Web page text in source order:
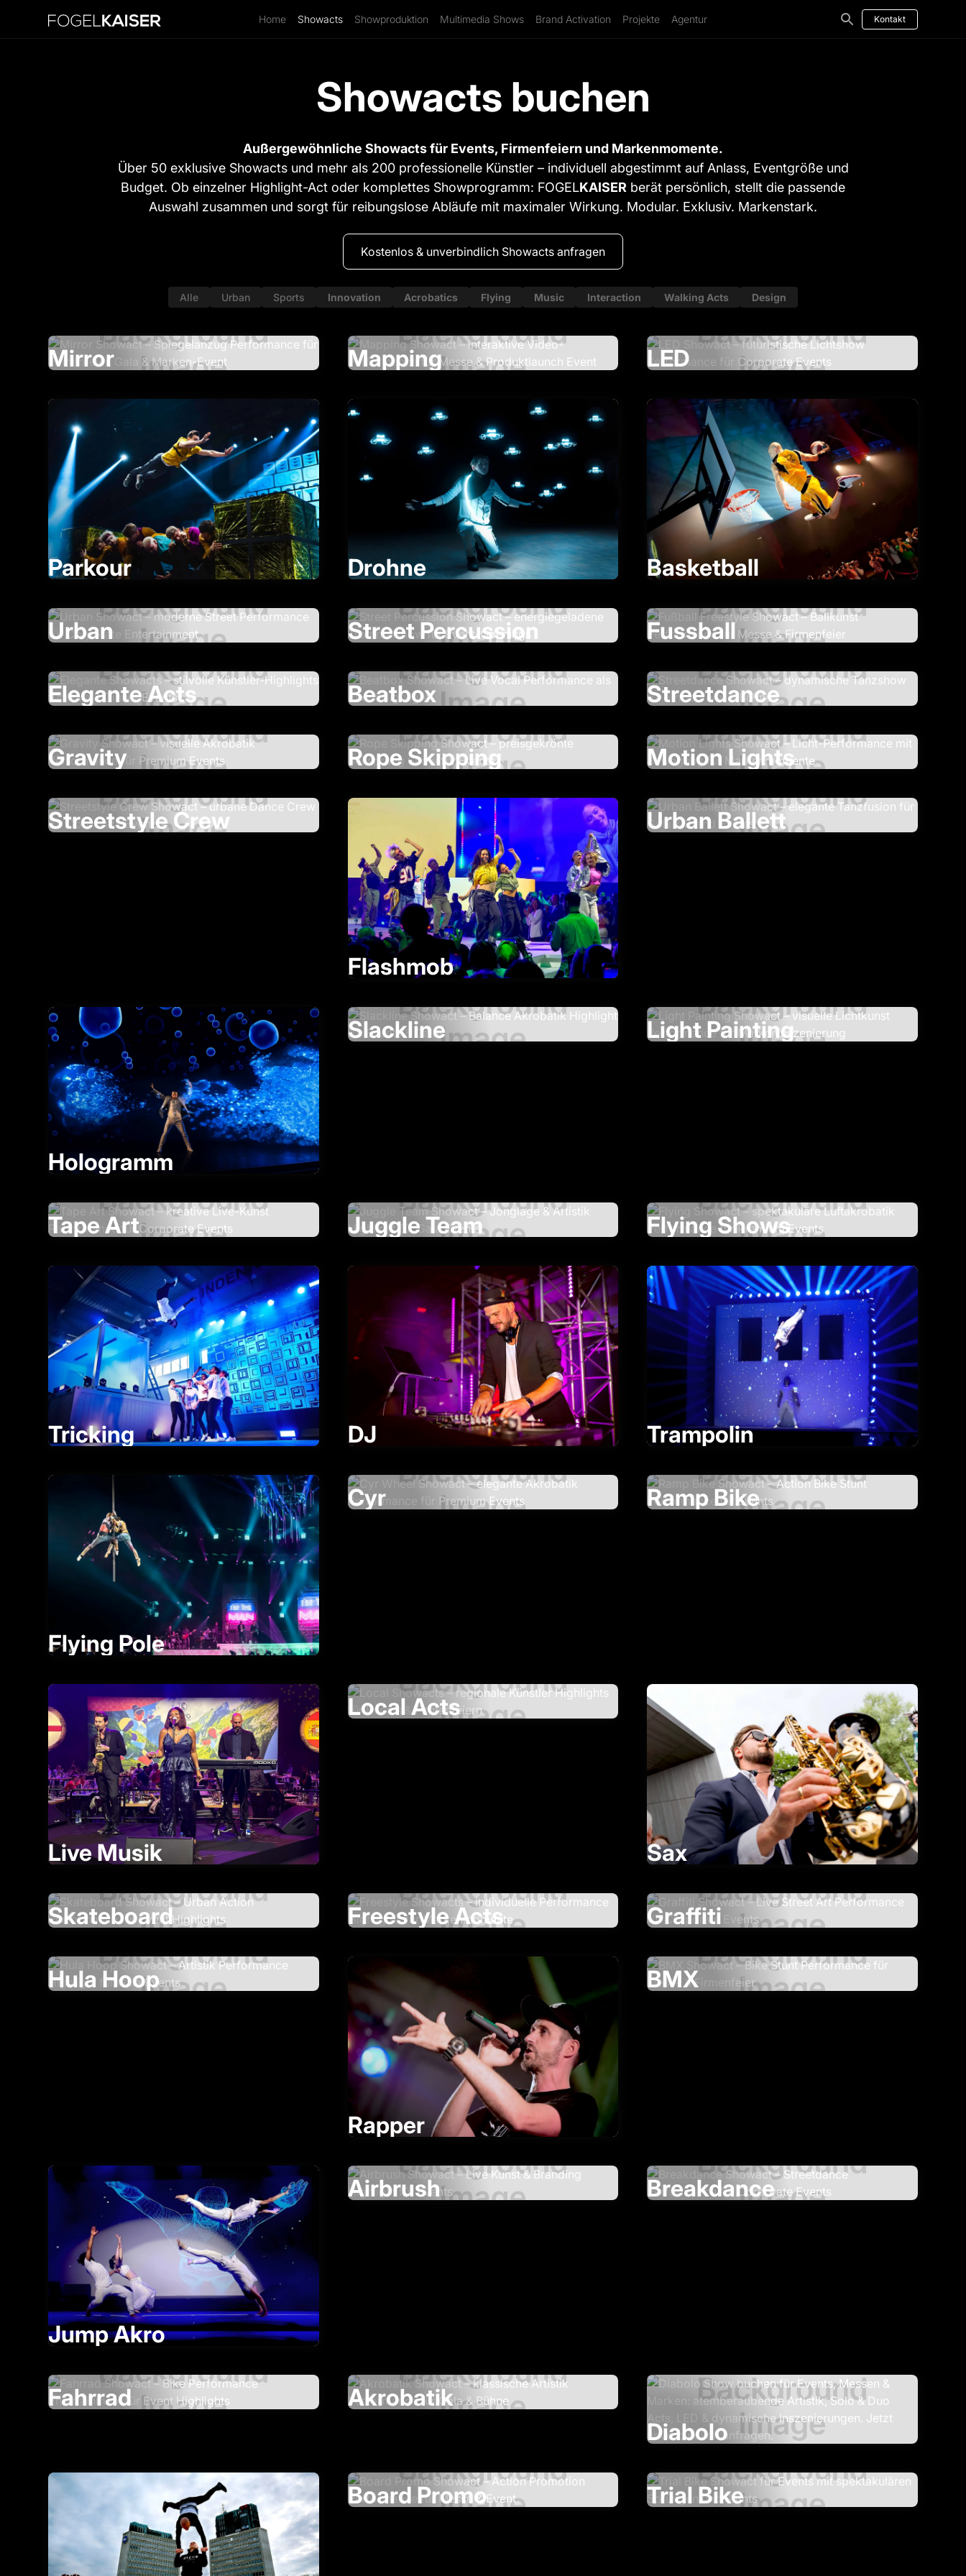
Home Showacts Showproduktion Multimedia Shows Brand Activation Projekte Agentur Kontakt
Showacts buchen
Außergewöhnliche Showacts für Events, Firmenfeiern und Markenmomente.
Über 50 exklusive Showacts und mehr als 200 professionelle Künstler – individuell abgestimmt auf Anlass, Eventgröße und
Budget. Ob einzelner Highlight-Act oder komplettes Showprogramm: FOGELKAISER berät persönlich, stellt die passende
Auswahl zusammen und sorgt für reibungslose Abläufe mit maximaler Wirkung. Modular. Exklusiv. Markenstark.
Kostenlos & unverbindlich Showacts anfragen
Alle Urban Sports Innovation Acrobatics Flying Music Interaction Walking Acts Design
Mirror Mapping LED
Parkour Drohne Basketball
Urban Street Percussion Fussball
Elegante Acts Beatbox Streetdance
Gravity Rope Skipping Motion Lights
Streetstyle Crew
Flashmob
Urban Ballett
Hologramm
Slackline Light Painting
Tape Art Juggle Team Flying Shows
Tricking DJ Trampolin
Flying Pole
Cyr Ramp Bike
Live Musik
Local Acts
Sax
Skateboard Freestyle Acts Graffiti
Hula Hoop
Rapper
BMX
Jump Akro
Airbrush Breakdance
Fahrrad
Akrobatik
Diabolo
Board Promo Trial Bike